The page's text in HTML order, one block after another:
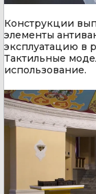
Конструкции
элементы
эксплуатацию в
Тактильные
использование.